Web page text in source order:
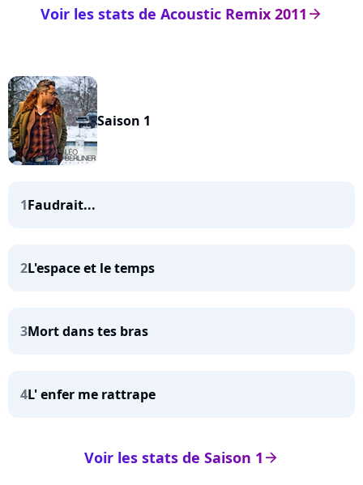
arrow_right
Voir les stats de Acoustic Remix 2011
Saison 1
1Faudrait...
2L'espace et le temps
3Mort dans tes bras
4L' enfer me rattrape
arrow_right
Voir les stats de Saison 1